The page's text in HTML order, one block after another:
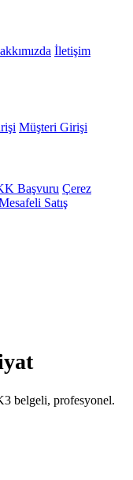
İletişim
Müşteri Girişi
Başvuru Çerez
Satış
belgeli, profesyonel.